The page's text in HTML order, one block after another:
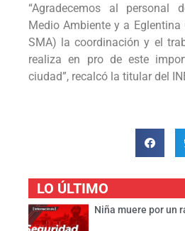
“Agradecemos al personal
Medio Ambiente y a
SMA) la coordinación y el
realiza en pro de este
ciudad”, recalcó la titular del
LO ÚLTIMO
Niña muere por un